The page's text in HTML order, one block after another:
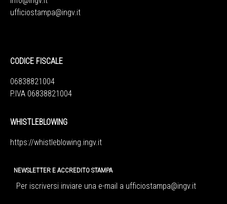
ufficiostampa@ingv.it
CODICE FISCALE
06838821004
P.IVA 06838821004
WHISTLEBLOWING
https://whistleblowing.ingv.it
NEWSLETTER E ACCREDITO STAMPA
Per iscriversi inviare una e-mail a ufficiostampa@ingv.it